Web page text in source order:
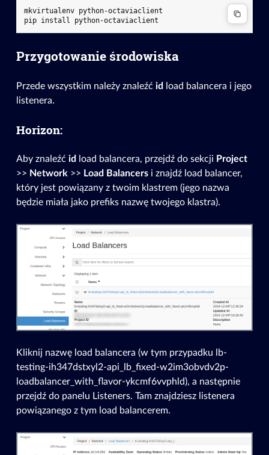
mkvirtualenv python-octaviaclient
Przygotowanie środowiska
Przede wszystkim należy znaleźćid
load balancera i jego
listenera.
Horizon:
Aby znaleźćid load balancera, przejdź do sekcji Project
>> Network >> Load Balancers i znajdź load balancer,
który jest powiązany z twoim klastrem (jego nazwa
będzie miała jako prefiks nazwę twojego klastra).
Kliknij nazwę load balancera (w tym przypadku lb-
testing-ih347dstxyl2-api_lb_fixed-w2im3obvdv2p-
loadbalancer_with_flavor-ykcmf6vvphld), a następnie
przejdź do panelu Listeners. Tam znajdziesz listenera
powiązanego z tym load balancerem.